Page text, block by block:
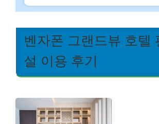
벤자폰 그랜드뷰 호텔
설 이용 후기